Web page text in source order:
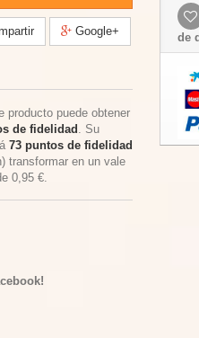
Google+
producto puede obtener
de fidelidad . Su
73 puntos de fidelidad
transformar en un vale
0,95 €.
de